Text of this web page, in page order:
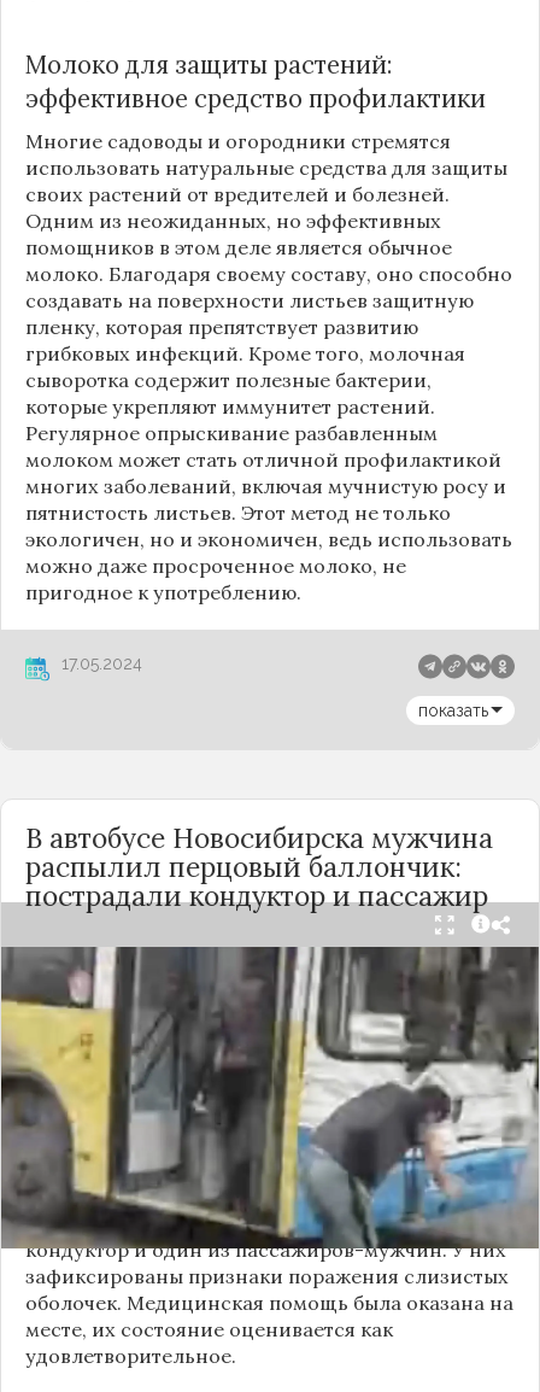
Молоко для защиты растений:
эффективное средство профилактики
Многие садоводы и огородники стремятся
использовать натуральные средства для защиты
своих растений от вредителей и болезней.
Одним из неожиданных, но эффективных
помощников в этом деле является обычное
молоко. Благодаря своему составу, оно способно
создавать на поверхности листьев защитную
пленку, которая препятствует развитию
грибковых инфекций. Кроме того, молочная
сыворотка содержит полезные бактерии,
которые укрепляют иммунитет растений.
Регулярное опрыскивание разбавленным
молоком может стать отличной профилактикой
многих заболеваний, включая мучнистую росу и
пятнистость листьев. Этот метод не только
экологичен, но и экономичен, ведь использовать
можно даже просроченное молоко, не
пригодное к употреблению.
17.05.2024
показать
В автобусе Новосибирска мужчина
распылил перцовый баллончик:
пострадали кондуктор и пассажир
Вечером 24 сентября в салоне автобуса маршрута
№18 в Новосибирске произошёл инцидент с
применением перцового баллончика. Как
сообщили очевидцы в
Telegram-канале
«Инцидент Новосибирск», неизвестный
мужчина с бородой сначала вступил в перепалку
с кондуктором, затем поссорился с другими
пассажирами. В ходе конфликта он достал
газовый баллончик и распылил его в салоне.
По предварительным данным, пострадали
кондуктор и один из пассажиров-мужчин. У них
зафиксированы признаки поражения слизистых
оболочек. Медицинская помощь была оказана на
месте, их состояние оценивается как
удовлетворительное.